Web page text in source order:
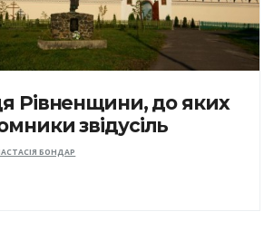
Рівненщини, до яких
звідусіль
БОНДАР